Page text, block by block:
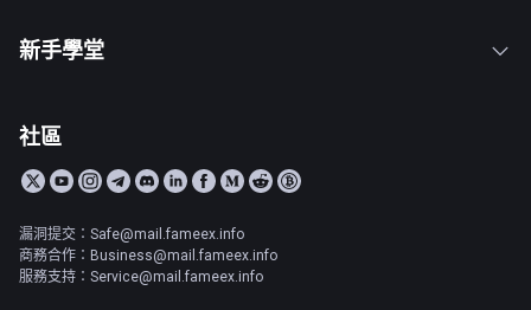
新手學堂
社區
漏洞提交：Safe@mail.fameex.info
商務合作：Business@mail.fameex.info
服務支持：Service@mail.fameex.info